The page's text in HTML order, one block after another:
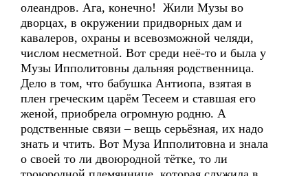
олеандров. Ага, конечно! Жили Музы во
дворцах, в окружении придворных дам и
кавалеров, охраны и всевозможной челяди,
числом несметной. Вот среди неё-то и была у
Музы Ипполитовны дальняя родственница.
Дело в том, что бабушка Антиопа, взятая в
плен греческим царём Тесеем и ставшая его
женой, приобрела огромную родню. А
родственные связи – вещь серьёзная, их надо
знать и чтить. Вот Муза Ипполитовна и знала
о своей то ли двоюродной тётке, то ли